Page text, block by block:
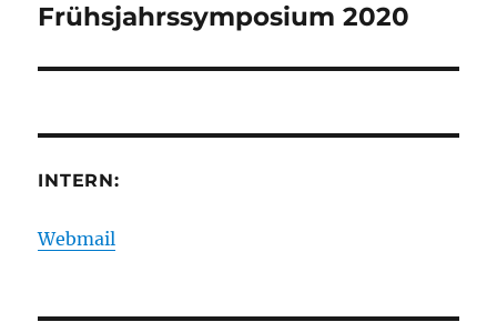
Beitrag:
Frühsjahrssymposium 2020
INTERN:
Webmail